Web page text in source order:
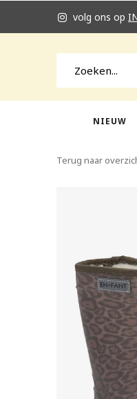
NIEUW
volg ons op
Terug naar